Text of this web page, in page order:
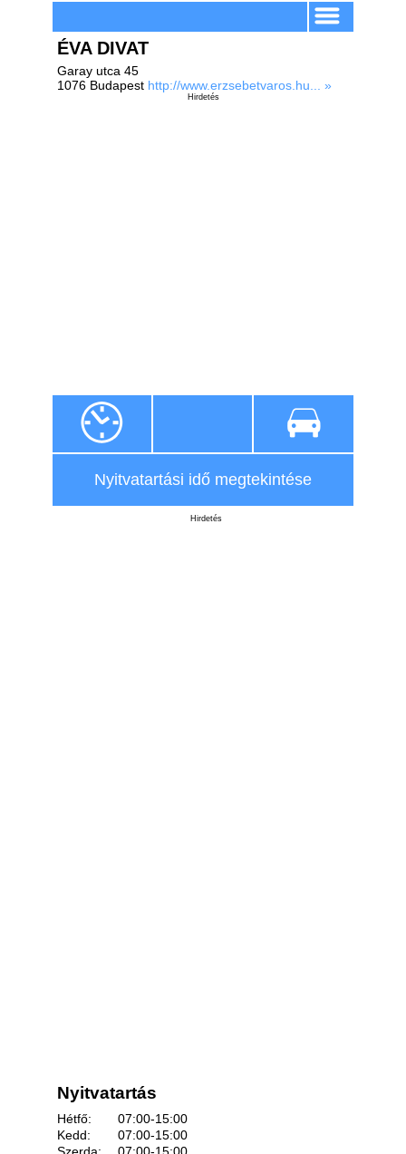
ÉVA DIVAT
Garay utca 45
1076 Budapest http://www.erzsebetvaros.hu... »
Hirdetés
Nyitvatartási idő megtekintése
Hirdetés
Nyitvatartás
Hétfő:
07:00-15:00
Kedd:
07:00-15:00